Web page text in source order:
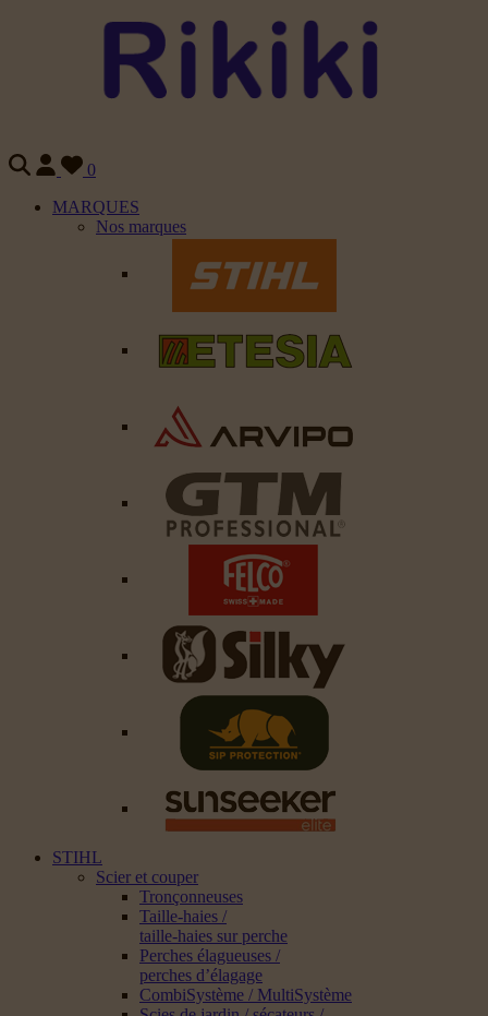
0
MARQUES
Nos marques
STIHL
Scier et couper
Tronçonneuses
Taille-haies /
taille-haies sur perche
Perches élagueuses /
perches d’élagage
CombiSystème / MultiSystème